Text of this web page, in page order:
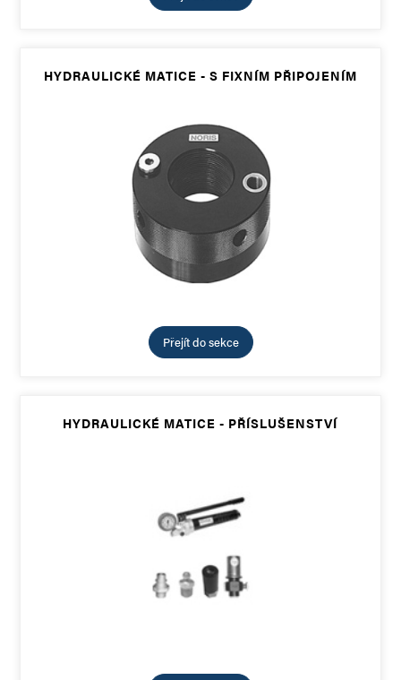
HYDRAULICKÉ MATICE - S FIXNÍM PŘIPOJENÍM
Přejít do sekce
HYDRAULICKÉ MATICE - PŘÍSLUŠENSTVÍ